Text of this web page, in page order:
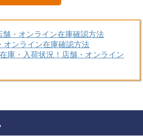
舗・オンライン在庫確認方法
オンライン在庫確認方法
庫・入荷状況！店舗・オンライン